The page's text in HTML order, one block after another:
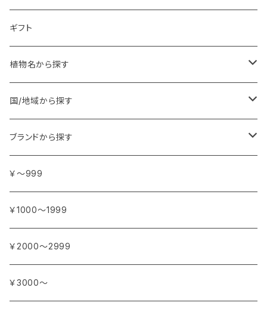
ギフト
植物名から探す
ア行
アンジェリカ
イランイラン
カ行
ガーデニア (クチナシ)
カカオ
サ行
シダーウッド
シナモン
タ行
タイム
チェリー
ナ行
ナツメグ
ハ行
国/地域から探す
ヨーロッパ
フランス
イタリア
アフリカ
ブルキナファソ
南アフリカ
アジア
トルコ
シリア
ブランドから探す
アトリエ・ボヌール・ドゥ・ジュール
アンティカ・ドルチェリア・ボナイユート
オウロシカ
カンパニー デュ ミエル
￥～999
￥1000～1999
￥2000～2999
￥3000～